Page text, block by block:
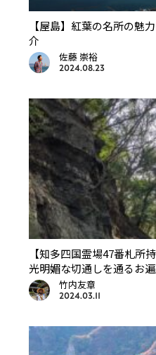
【屋島】紅葉の名所の魅
介
佐藤 崇裕
2024.08.23
【知多四国霊場47番札
光明媚な切通しを通るお
竹内友章
2024.03.11